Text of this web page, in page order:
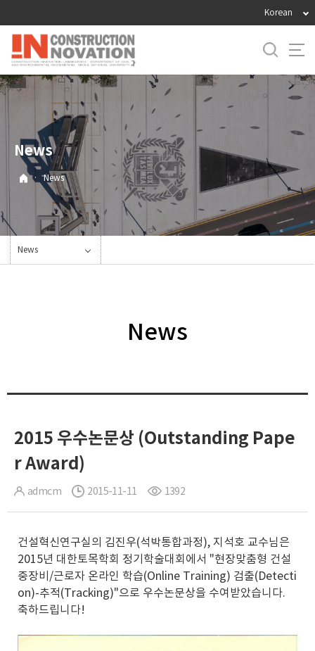
로
메
뉴
Korean
News
· News
News
News
2015 우수논문상 (Outstanding Pape
r Award)
admcm 2015-11-11 1392
건설혁신연구실의 김진우(석박통합과정), 지석호 교수님은
2015년 대한토목학회 정기학술대회에서 "현장맞춤형 건설
중장비/근로자 온라인 학습(Online Training) 검출(Detecti
on)-추적(Tracking)"으로 우수논문상을 수여받았습니다.
축하드립니다!